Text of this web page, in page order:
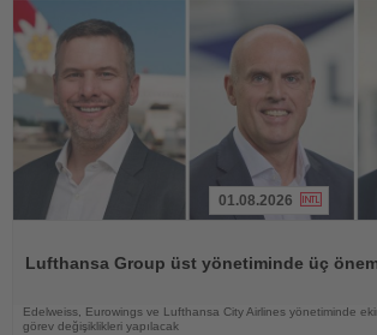
01.08.2026
Lufthansa Group üst yönetiminde üç
Edelweiss, Eurowings ve Lufthansa City Airlines yönetiminde
görev değişiklikleri yapılacak